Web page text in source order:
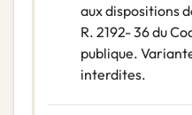
aux dispositions
R. 2192- 36 du
publique.
interdites.